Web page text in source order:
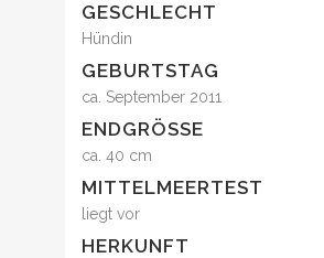
GESCHLECHT
Hündin
GEBURTSTAG
ca. September 2011
ENDGRÖSSE
ca. 40 cm
MITTELMEERTEST
liegt vor
HERKUNFT